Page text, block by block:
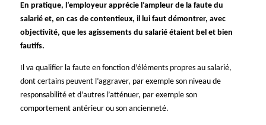
En pratique, l’employeur apprécie l’ampleur de la faute du
salarié et, en cas de contentieux, il lui faut démontrer, avec
objectivité, que les agissements du salarié étaient bel et bien
fautifs.
Il va qualifier la faute en fonction d’éléments propres au salarié,
dont certains peuvent l’aggraver, par exemple son niveau de
responsabilité et d’autres l’atténuer, par exemple son
comportement antérieur ou son ancienneté.